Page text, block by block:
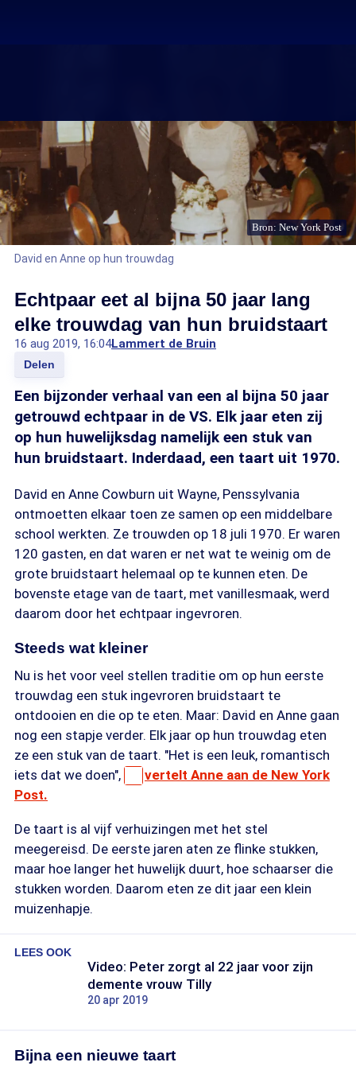
Bron: New York Post
David en Anne op hun trouwdag
Echtpaar eet al bijna 50 jaar lang
elke trouwdag van hun bruidstaart
16 aug 2019, 16:04Lammert de Bruin
Delen
Een bijzonder verhaal van een al bijna 50 jaar
getrouwd echtpaar in de VS. Elk jaar eten zij
op hun huwelijksdag namelijk een stuk van
hun bruidstaart. Inderdaad, een taart uit 1970.
David en Anne Cowburn uit Wayne, Penssylvania
ontmoetten elkaar toen ze samen op een middelbare
school werkten. Ze trouwden op 18 juli 1970. Er waren
120 gasten, en dat waren er net wat te weinig om de
grote bruidstaart helemaal op te kunnen eten. De
bovenste etage van de taart, met vanillesmaak, werd
daarom door het echtpaar ingevroren.
Steeds wat kleiner
Nu is het voor veel stellen traditie om op hun eerste
trouwdag een stuk ingevroren bruidstaart te
ontdooien en die op te eten. Maar: David en Anne gaan
nog een stapje verder. Elk jaar op hun trouwdag eten
ze een stuk van de taart. "Het is een leuk, romantisch
iets dat we doen",
vertelt Anne aan de New York
Post.
De taart is al vijf verhuizingen met het stel
meegereisd. De eerste jaren aten ze flinke stukken,
maar hoe langer het huwelijk duurt, hoe schaarser die
stukken worden. Daarom eten ze dit jaar een klein
muizenhapje.
LEES OOK
Video: Peter zorgt al 22 jaar voor zijn
demente vrouw Tilly
20 apr 2019
Bijna een nieuwe taart